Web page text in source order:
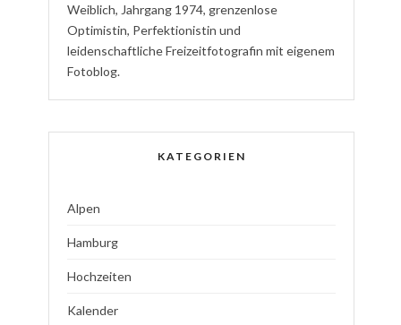
Weiblich, Jahrgang 1974, grenzenlose
Optimistin, Perfektionistin und
leidenschaftlicheFreizeitfotografin mit eigenem
Fotoblog.
KATEGORIEN
Alpen
Hamburg
Hochzeiten
Kalender